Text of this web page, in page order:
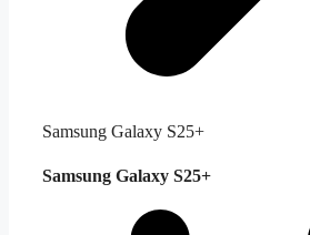
Samsung Galaxy S25+
Samsung Galaxy S25+